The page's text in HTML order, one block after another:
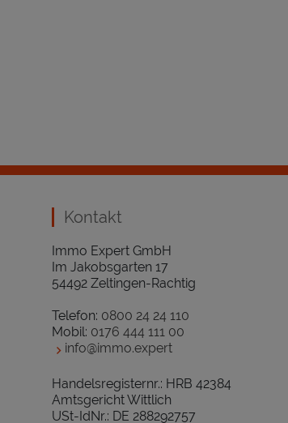
Kontakt
Immo Expert GmbH
Im Jakobsgarten 17
54492 Zeltingen-Rachtig
Telefon: 0800 24 24 110
Mobil: 0176 444 111 00
info@immo.expert
Handelsregisternr.: HRB 42384
Amtsgericht Wittlich
USt-IdNr.: DE 288292757